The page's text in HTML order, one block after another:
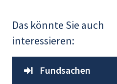
Das könnte Sie auch
interessieren:
Fundsachen